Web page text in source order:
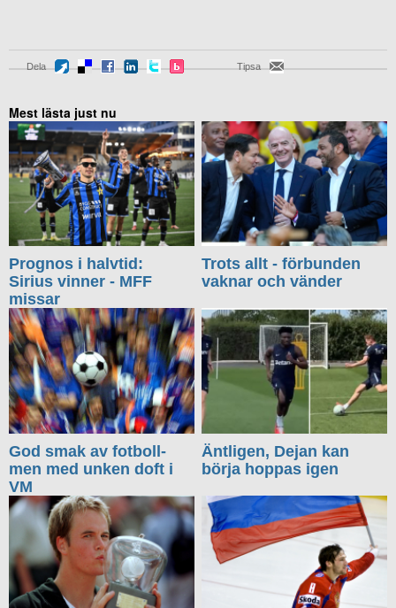
Dela Tipsa
Mest lästa just nu
Prognos i halvtid:
Sirius vinner - MFF
missar
Trots allt - förbunden
vaknar och vänder
God smak av fotboll-
men med unken doft i
VM
Äntligen, Dejan kan
börja hoppas igen